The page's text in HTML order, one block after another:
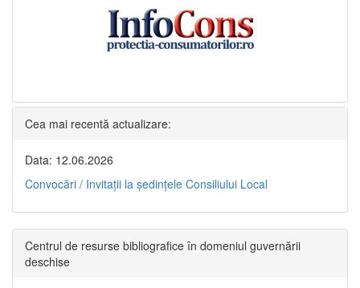
Cea mai recentă actualizare:
Data: 12.06.2026
Convocări / Invitaţii la şedinţele Consiliului Local
Centrul de resurse bibliografice în domeniul guvernării
deschise